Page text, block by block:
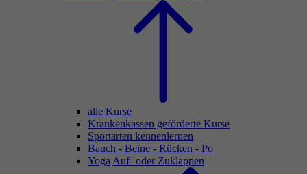
alle Kurse
Krankenkassen geförderte Kurse
Sportarten kennenlernen
Bauch - Beine - Rücken - Po
Yoga Auf- oder Zuklappen